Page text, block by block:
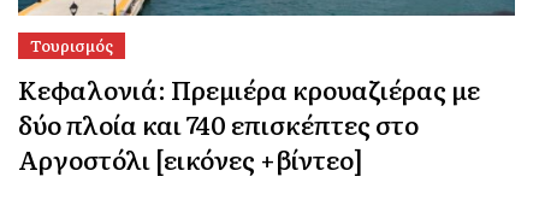
Τουρισμός
Κεφαλονιά: Πρεμιέρα κρουαζιέρας με
δύο πλοία και 740 επισκέπτες στο
Αργοστόλι [εικόνες +βίντεο]